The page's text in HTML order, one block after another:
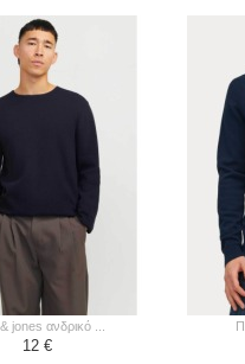
jones ανδρικό ...
12 €